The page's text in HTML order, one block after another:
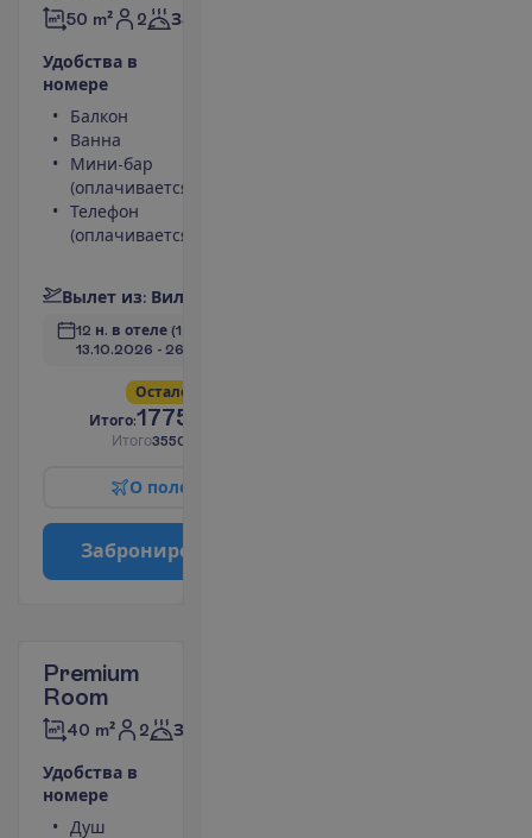
50 m² 2 Завтраки
Удобства в
номере
Балкон
Ванна
Мини-бар
(оплачивается)
Телефон
(оплачивается)
Вылет из: Вил
12 н. в отеле (14 н. всего)
13.10.2026 - 26.10.2026
Остало
Итого:1775.00
Итого3550.00
О поле
Заброниро
Premium
Room
40 m² 2 Завтраки
Удобства в
номере
Душ